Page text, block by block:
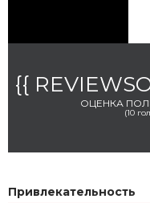
{{
ОЦЕНКА
(10
Привлекательность